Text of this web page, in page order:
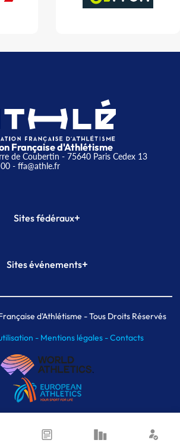
Française d'Athlétisme
de Coubertin - 75640 Paris Cedex 13
- ffa@athle.fr
Sites fédéraux+
Plateforme Formation
Sites événements+
Meeting de Paris indoor
MAIF Ekiden de Paris
d'Athlétisme - Tous Droits Réservés
- Mentions légales -Contacts